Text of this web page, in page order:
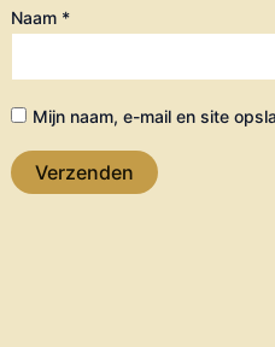
Naam *
Mijn naam, e-mail en site